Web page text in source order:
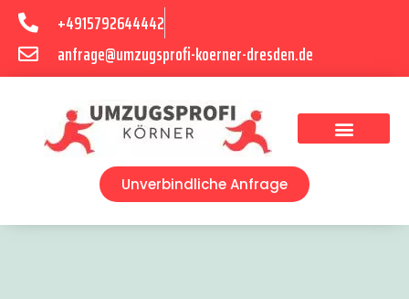
+4915792644442
anfrage@umzugsprofi-koerner-dresden.de
Unverbindliche Anfrage